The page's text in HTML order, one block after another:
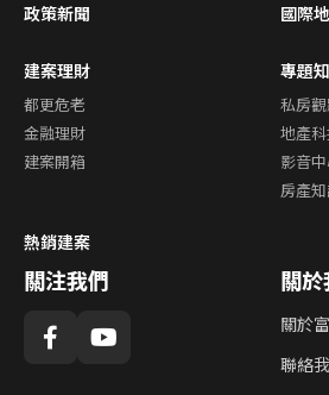
政策新聞 國際
建案理財
都更危老
金融理財
建案開箱
專題
私房
地產
影音
房產
熱銷建案
關注我們 關
關於
聯絡